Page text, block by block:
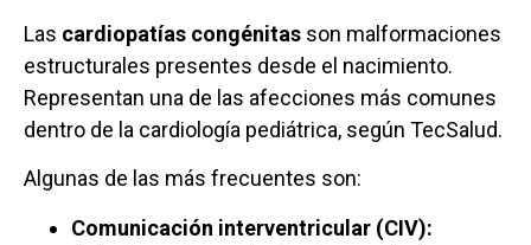
Las cardiopatías congénitas son malformaciones
estructurales presentes desde el nacimiento.
Representan una de las afecciones más comunes
dentro de la cardiología pediátrica, según TecSalud.
Algunas de las más frecuentes son:
Comunicación interventricular (CIV):